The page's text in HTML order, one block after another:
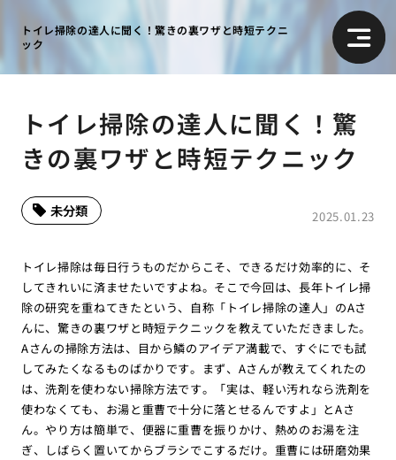
トイレ掃除の達人に聞く！驚きの裏ワザと時短テクニ
ック
トイレ掃除の達人に聞く！驚
きの裏ワザと時短テクニック
2025.01.23
未分類
トイレ掃除は毎日行うものだからこそ、できるだけ効率的に、そ
してきれいに済ませたいですよね。そこで今回は、長年トイレ掃
除の研究を重ねてきたという、自称「トイレ掃除の達人」のAさ
んに、驚きの裏ワザと時短テクニックを教えていただきました。
Aさんの掃除方法は、目から鱗のアイデア満載で、すぐにでも試
してみたくなるものばかりです。まず、Aさんが教えてくれたの
は、洗剤を使わない掃除方法です。「実は、軽い汚れなら洗剤を
使わなくても、お湯と重曹で十分に落とせるんですよ」とAさ
ん。やり方は簡単で、便器に重曹を振りかけ、熱めのお湯を注
ぎ、しばらく置いてからブラシでこするだけ。重曹には研磨効果